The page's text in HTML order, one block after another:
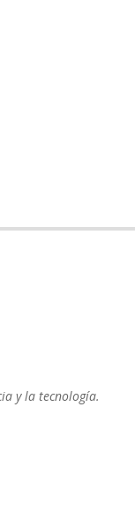
y la tecnología.